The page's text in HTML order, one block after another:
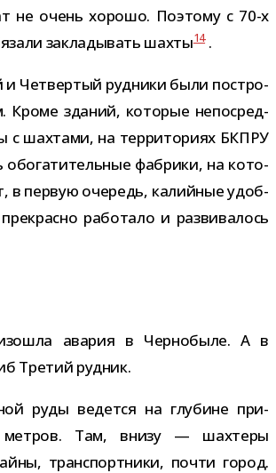
не очень хорошо. Поэтому с 70-​х
закла­ды­вать шахты14.
и Четвертый руд­ники были постро­
Кроме зда­ний, кото­рые непо­сред­
с шах­тами, на тер­ри­то­риях БКПРУ
обо­га­ти­тель­ные фаб­рики, на кото­
в первую оче­редь, калий­ные удоб­
рабо­тало и раз­ви­ва­лось
ава­рия в Чернобыле. А в
Третий рудник.
руды ведется на глу­бине при­
Там, внизу — шах­теры
транс­порт­ники, почти город.